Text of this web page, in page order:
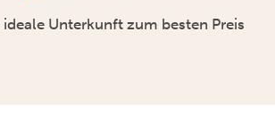
ideale Unterkunft zum besten Preis